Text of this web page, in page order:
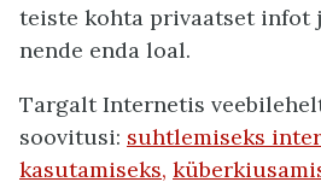
teiste kohta privaatset infot
nende enda loal.
Targalt Internetis
soovitusi: suhtlemiseks
kasutamiseks,